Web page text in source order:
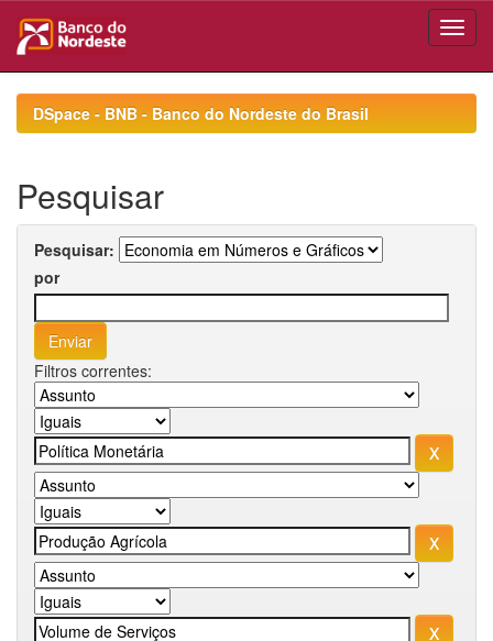
navigationDSpace - BNB - Banco do Nordeste do Brasil
Pesquisar
Pesquisar:
por
Filtros correntes: